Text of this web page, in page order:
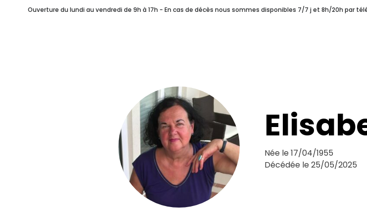
Ouverture du lundi au vendredi de 9h à 17h - En cas de décès nous sommes disponibles 7/7 j et 8h/20h par
Combien ça coûte ?
Une Coopérative Funéraire
Née le 17/04/1955
Décédée le 25/05/2025